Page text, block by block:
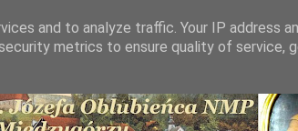
and to analyze traffic. Your IP address
metrics to ensure quality of service,